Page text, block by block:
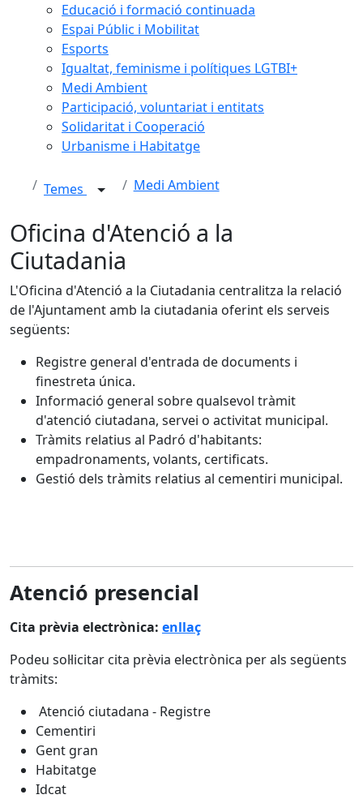
Educació i formació continuada
Espai Públic i Mobilitat
Esports
Igualtat, feminisme i polítiques LGTBI+
Medi Ambient
Participació, voluntariat i entitats
Solidaritat i Cooperació
Urbanisme i Habitatge
Temes Medi Ambient
Oficina d'Atenció a la
Ciutadania
L'Oficina d'Atenció a la Ciutadania centralitza la relació
de l'Ajuntament amb la ciutadania oferint els serveis
següents:
Registre general d'entrada de documents i
finestreta única.
Informació general sobre qualsevol tràmit
d'atenció ciutadana, servei o activitat municipal.
Tràmits relatius al Padró d'habitants:
empadronaments, volants, certificats.
Gestió dels tràmits relatius al cementiri municipal.
Atenció presencial
Cita prèvia electrònica: enllaç
Podeu sol·licitar cita prèvia electrònica per als següents
tràmits:
Atenció ciutadana - Registre
Cementiri
Gent gran
Habitatge
Idcat